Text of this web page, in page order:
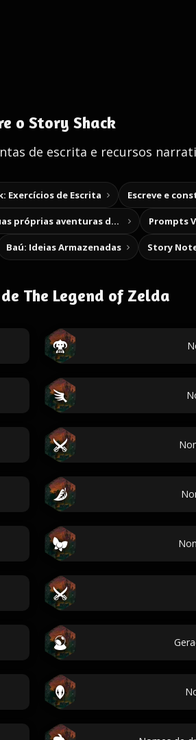
o Story Shack
de escrita e recursos
Exercícios de Escrita Escreve e
Cria as tuas próprias aventuras de escolha Prompts
Baú: Ideias Armazenadas Story
The Legend of Zelda